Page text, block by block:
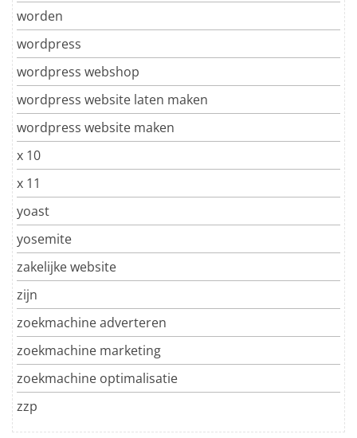
worden
wordpress
wordpress webshop
wordpress website laten maken
wordpress website maken
x 10
x 11
yoast
yosemite
zakelijke website
zijn
zoekmachine adverteren
zoekmachine marketing
zoekmachine optimalisatie
zzp